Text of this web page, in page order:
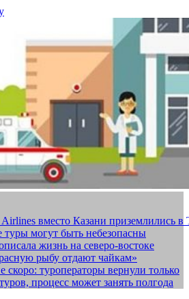
вместо Казани приземлились в
туры могут быть небезопасны
жизнь на северо-востоке
рыбу отдают чайкам»
скоро: туроператоры вернули только
процесс может занять полгода